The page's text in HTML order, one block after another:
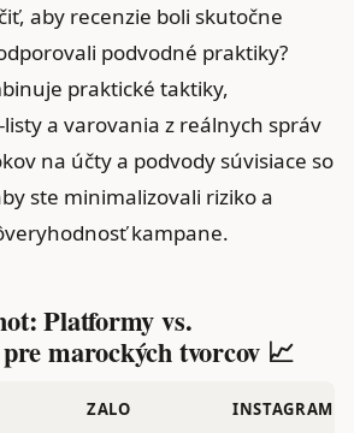
aby recenzie boli skutočne
podvodné praktiky?
praktické taktiky,
a varovania z reálnych správ
na účty a podvody súvisiace so
ste minimalizovali riziko a
kampane.
Platformy vs.
marockých tvorcov 📈
ZALO INSTAGRAM